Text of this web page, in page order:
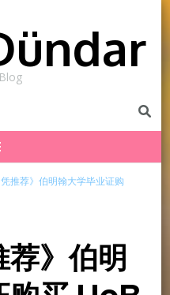
凭推荐》伯明翰大学毕业证购
荐》伯明